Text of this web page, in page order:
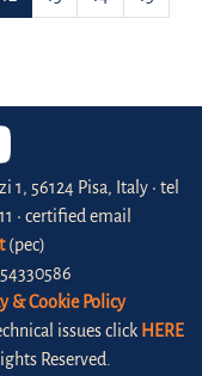
1, 56124 Pisa, Italy • tel
• certified email
(pec)
& Cookie Policy
issues click HERE
Reserved.